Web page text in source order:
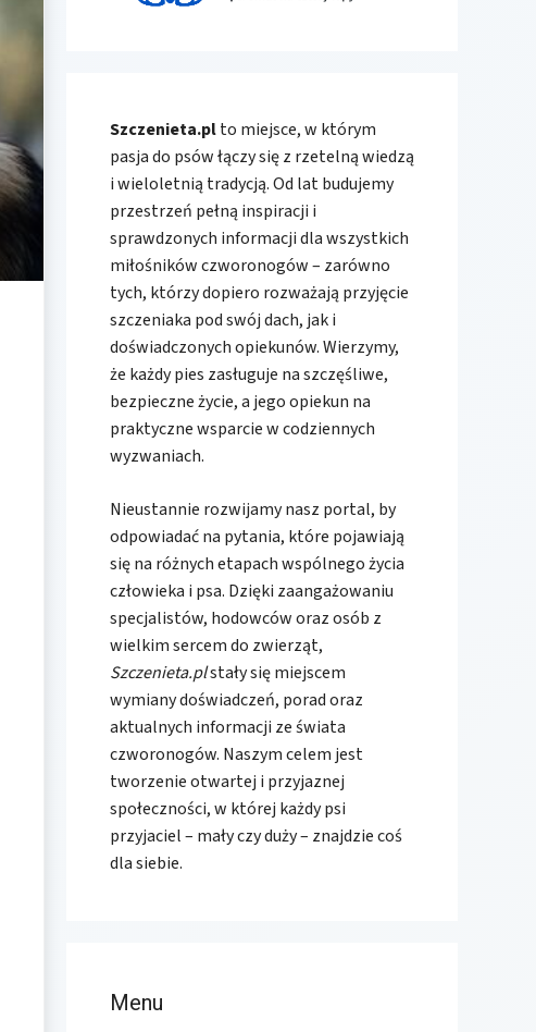
Szczenieta.plto miejsce, w którym
pasja do psów łączy się z rzetelną wiedzą
i wieloletnią tradycją. Od lat budujemy
przestrzeń pełną inspiracji i
sprawdzonych informacji dla wszystkich
miłośników czworonogów – zarówno
tych, którzy dopiero rozważają przyjęcie
szczeniaka pod swój dach, jak i
doświadczonych opiekunów. Wierzymy,
że każdy pies zasługuje na szczęśliwe,
bezpieczne życie, a jego opiekun na
praktyczne wsparcie w codziennych
wyzwaniach.
Nieustannie rozwijamy nasz portal, by
odpowiadać na pytania, które pojawiają
się na różnych etapach wspólnego życia
człowieka i psa. Dzięki zaangażowaniu
specjalistów, hodowców oraz osób z
wielkim sercem do zwierząt,
Szczenieta.plstały się miejscem
wymiany doświadczeń, porad oraz
aktualnych informacji ze świata
czworonogów. Naszym celem jest
tworzenie otwartej i przyjaznej
społeczności, w której każdy psi
przyjaciel – mały czy duży – znajdzie coś
dla siebie.
Menu